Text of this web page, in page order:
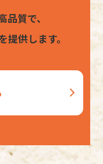
質で、
供します。